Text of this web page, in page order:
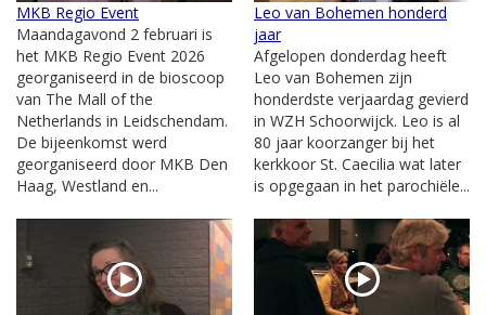
MKB Regio Event
Maandagavond 2 februari is
het MKB Regio Event 2026
georganiseerd in de bioscoop
van The Mall of the
Netherlands in Leidschendam.
De bijeenkomst werd
georganiseerd door MKB Den
Haag, Westland en...
Leo van Bohemen honderd
jaar
Afgelopen donderdag heeft
Leo van Bohemen zijn
honderdste verjaardag gevierd
in WZH Schoorwijck. Leo is al
80 jaar koorzanger bij het
kerkkoor St. Caecilia wat later
is opgegaan in het parochiële...